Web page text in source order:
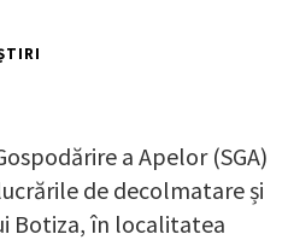
a Apelor (SGA)
de decolmatare și
Botiza, în localitatea